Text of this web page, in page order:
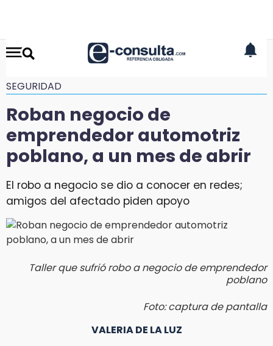
SEGURIDAD
Roban negocio de
emprendedor automotriz
poblano, a un mes de abrir
El robo a negocio se dio a conocer en redes;
amigos del afectado piden apoyo
Taller que sufrió robo a negocio de emprendedor
poblano
Foto: captura de pantalla
VALERIA DE LA LUZ